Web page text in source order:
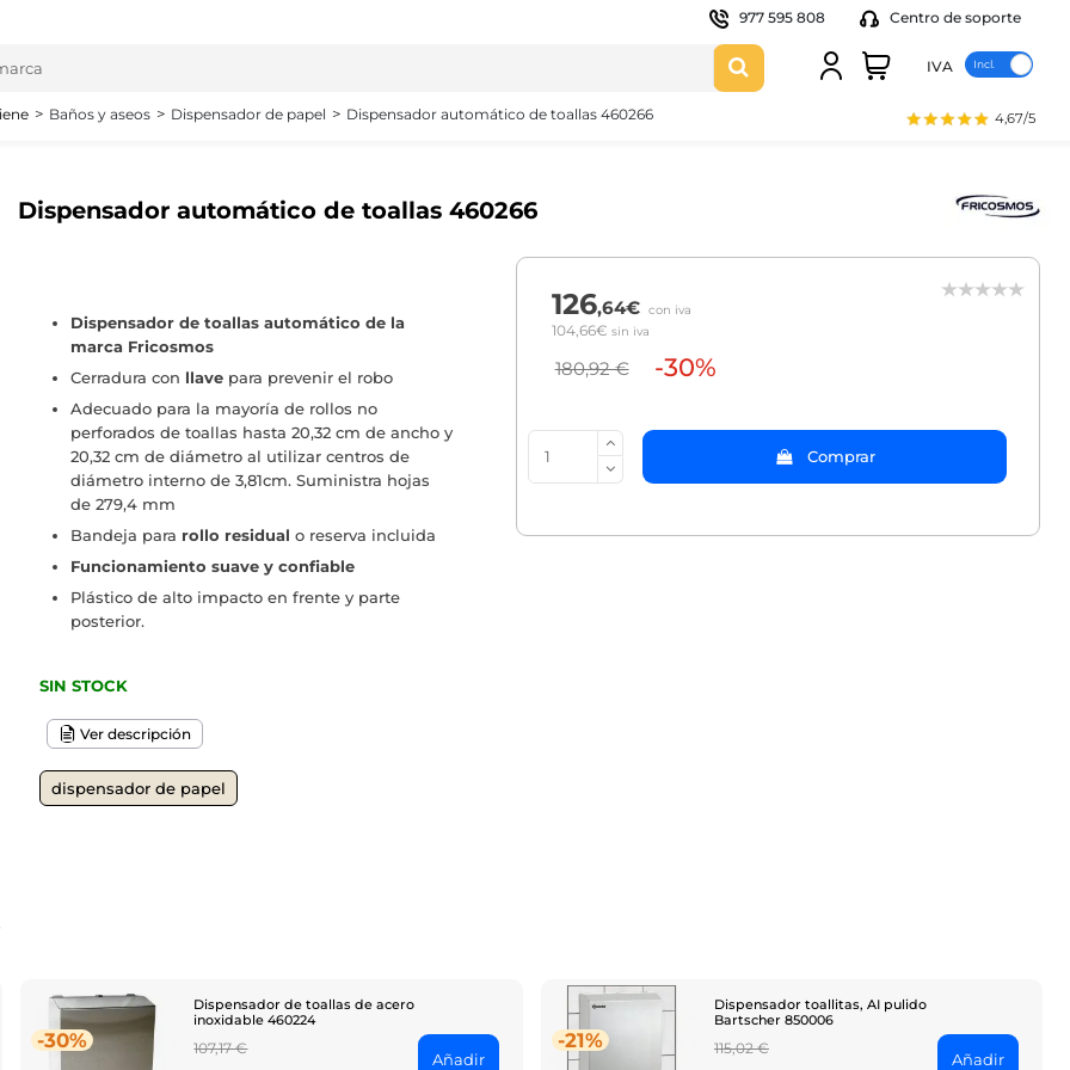
977 595 808 Centro de soporte
IVA
4,67/5
Baños y aseos Dispensador de papel Dispensador automático de toallas 460266
Dispensador automático de toallas 460266
Dispensador de toallas automático de la
marca Fricosmos
Cerradura con llave para prevenir el robo
Adecuado para la mayoría de rollos no
perforados de toallas hasta 20,32 cm de ancho y
20,32 cm de diámetro al utilizar centros de
diámetro interno de 3,81cm. Suministra hojas
de 279,4 mm
Bandeja para rollo residual o reserva incluida
Funcionamiento suave y confiable
Plástico de alto impacto en frente y parte
posterior.
SIN STOCK
Ver descripción
dispensador de papel
126,64€ con iva
104,66€ sin iva
180,92 € -30%
Comprar
-30%
Dispensador de toallas de acero
inoxidable 460224
Regular
107,17 €
Añadir
-21%
Dispensador toallitas, AI pulido
Bartscher 850006
Regular
115,02 €
Añadir